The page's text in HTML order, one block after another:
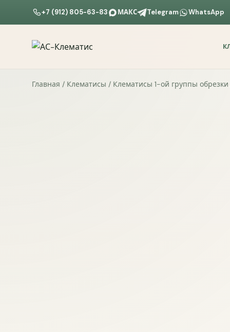
+7 (912) 805-63-83 МАКС Telegram WhatsApp
Главная / Клематисы / Клематисы 1-ой группы обрезки